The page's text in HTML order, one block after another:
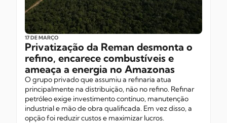
17 DE MARÇO
Privatização da Reman desmonta o
refino, encarece combustíveis e
ameaça a energia no Amazonas
O grupo privado que assumiu a refinaria atua
principalmente na distribuição, não no refino. Refinar
petróleo exige investimento contínuo, manutenção
industrial e mão de obra qualificada. Em vez disso, a
opção foi reduzir custos e maximizar lucros.